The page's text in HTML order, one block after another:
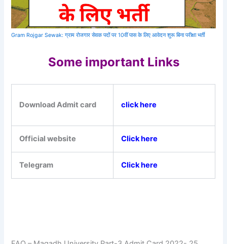
Gram Rojgar Sewak: ग्राम रोजगार सेवक पदों पर 10वीं पास के लिए आवेदन शुरू बिना परीक्षा भर्ती
Some important Links
Download Admit card click here
Official website Click here
Telegram Click here